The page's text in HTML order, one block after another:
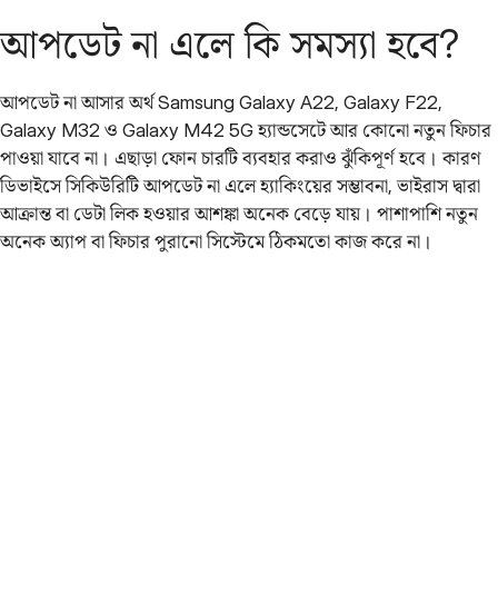
আপডেট না এলে কি সমস্যা হবে?
আপডেট না আসার অর্থ Samsung Galaxy A22, Galaxy F22,
Galaxy M32 ও Galaxy M42 5G হ্যান্ডসেটে আর কোনো নতুন ফিচার
পাওয়া যাবে না। এছাড়া ফোন চারটি ব্যবহার করাও ঝুঁকিপূর্ণ হবে। কারণ
ডিভাইসে সিকিউরিটি আপডেট না এলে হ্যাকিংয়ের সম্ভাবনা, ভাইরাস দ্বারা
আক্রান্ত বা ডেটা লিক হওয়ার আশঙ্কা অনেক বেড়ে যায়। পাশাপাশি নতুন
অনেক অ্যাপ বা ফিচার পুরানো সিস্টেমে ঠিকমতো কাজ করে না।